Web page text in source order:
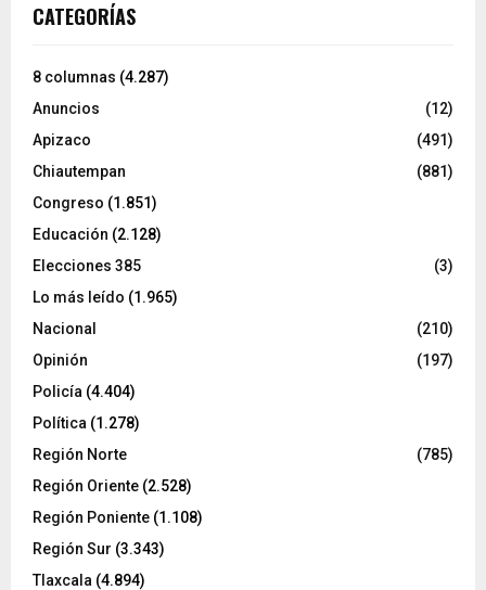
CATEGORÍAS
8 columnas (4.287)
Anuncios
(12)
Apizaco
(491)
Chiautempan
(881)
Congreso (1.851)
Educación (2.128)
Elecciones 385
(3)
Lo más leído (1.965)
Nacional
(210)
Opinión
(197)
Policía (4.404)
Política (1.278)
Región Norte
(785)
Región Oriente (2.528)
Región Poniente (1.108)
Región Sur (3.343)
Tlaxcala (4.894)